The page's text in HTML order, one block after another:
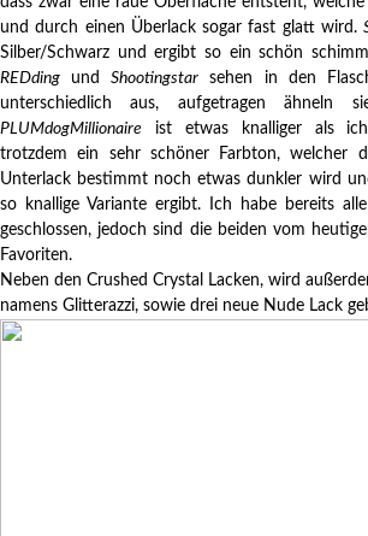
und durch einen Überlack sogar fast glatt wird.
Silber/Schwarz und ergibt so ein schön
REDding undShootingstar sehen in den
unterschiedlich aus, aufgetragen ähneln
PLUMdogMillionaire ist etwas knalliger als
trotzdem ein sehr schöner Farbton, welcher
Unterlack bestimmt noch etwas dunkler wird
so knallige Variante ergibt. Ich habe bereits
geschlossen, jedoch sind die beiden vom
Favoriten.
Neben den Crushed Crystal Lacken, wird
namens Glitterazzi, sowie drei neue Nude Lack